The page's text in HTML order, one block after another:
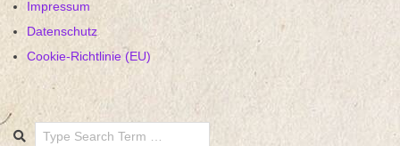
Impressum
Datenschutz
Cookie-Richtlinie (EU)
Search